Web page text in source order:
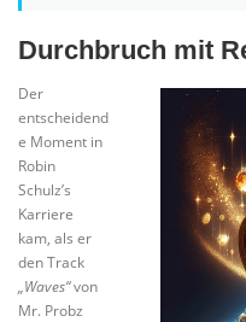
Durchbruch mit
Der
entscheidend
e Moment in
Robin
Schulz’s
Karriere
kam, als er
den Track
„Waves“von
Mr. Probz